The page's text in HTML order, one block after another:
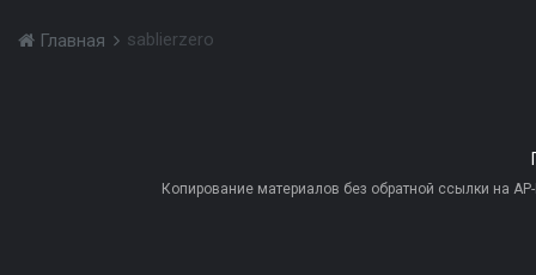
Главная sablierzero
Копирование материалов без обратной ссылки на